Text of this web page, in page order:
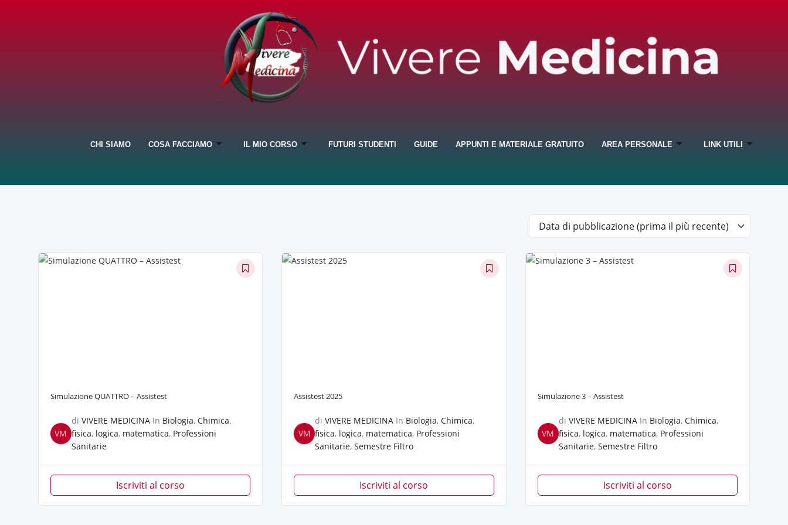
CHI SIAMO COSA FACCIAMO IL MIO CORSO FUTURI STUDENTI GUIDE APPUNTI E MATERIALE GRATUITO AREA PERSONALE LINK UTILI
Data di pubblicazione (prima il più recente)
Simulazione QUATTRO – Assistest
VM
di VIVERE MEDICINAIn Biologia, Chimica,
fisica, logica, matematica, Professioni
Sanitarie
Iscriviti al corso
Assistest 2025
VM
diVIVERE MEDICINA In Biologia,Chimica,
fisica, logica, matematica, Professioni
Sanitarie,Semestre Filtro
Iscriviti al corso
Simulazione 3 – Assistest
VM
di VIVERE MEDICINAIn Biologia, Chimica,
fisica, logica, matematica, Professioni
Sanitarie, Semestre Filtro
Iscriviti al corso